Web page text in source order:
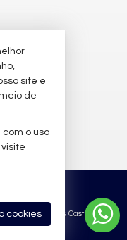
para imobiliárias: Castel Digital
site e
de
o uso
cookies